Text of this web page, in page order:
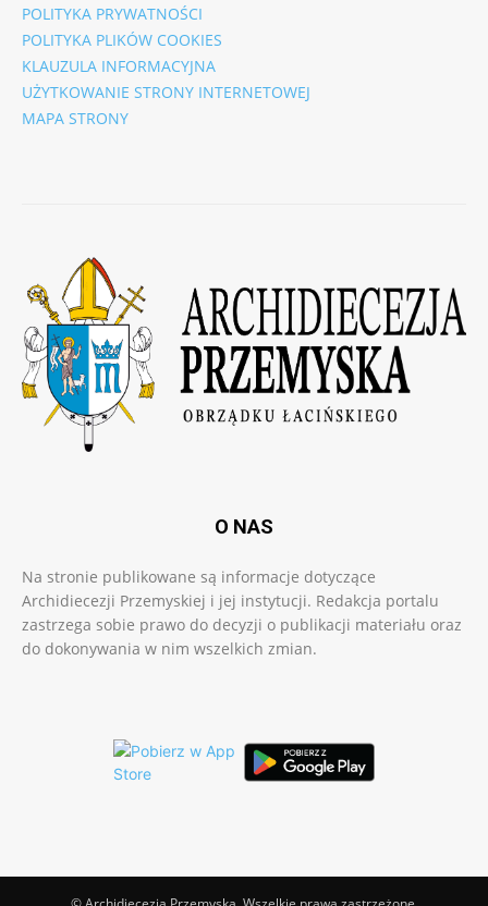
POLITYKA PRYWATNOŚCI
POLITYKA PLIKÓW COOKIES
KLAUZULA INFORMACYJNA
UŻYTKOWANIE STRONY INTERNETOWEJ
MAPA STRONY
O NAS
Na stronie publikowane są informacje dotyczące
Archidiecezji Przemyskiej i jej instytucji. Redakcja portalu
zastrzega sobie prawo do decyzji o publikacji materiału oraz
do dokonywania w nim wszelkich zmian.